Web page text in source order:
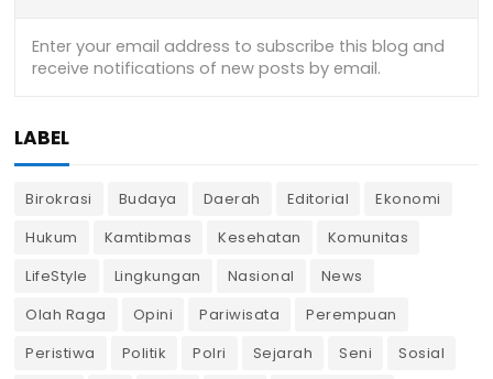
LABEL
Birokrasi Budaya Daerah Editorial
Ekonomi
Hukum
Kamtibmas Kesehatan
Komunitas
LifeStyle
Lingkungan Nasional
News
Olah Raga
Opini Pariwisata
Perempuan
Peristiwa
Politik Polri Sejarah Seni
Sosial